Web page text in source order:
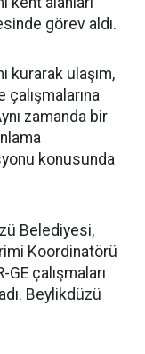
görev aldı.
kurarak ulaşım,
zamanda bir
konusunda
Belediyesi,
Koordinatörü
çalışmaları
Beylikdüzü